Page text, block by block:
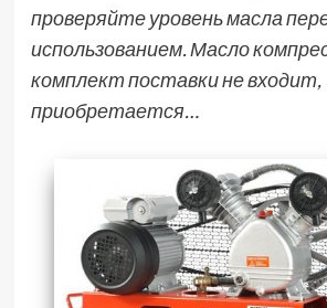
проверяйте уровень масла
использованием. Масло
комплект поставки не входит,
приобретается…